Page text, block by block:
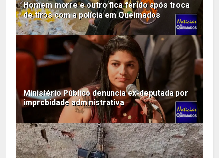
Homem morre e outro fica ferido após troca
de tiros com a polícia em Queimados
Ministério Público denuncia ex-deputada por
improbidade administrativa